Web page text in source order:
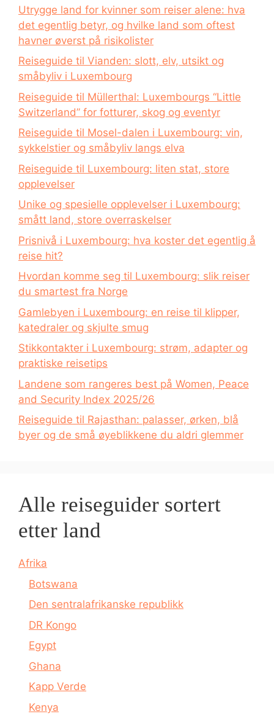
Utrygge land for kvinner som reiser alene: hva
det egentlig betyr, og hvilke land som oftest
havner øverst på risikolister
Reiseguide til Vianden: slott, elv, utsikt og
småbyliv i Luxembourg
Reiseguide til Müllerthal: Luxembourgs “Little
Switzerland” for fotturer, skog og eventyr
Reiseguide til Mosel-dalen i Luxembourg: vin,
sykkelstier og småbyliv langs elva
Reiseguide til Luxembourg: liten stat, store
opplevelser
Unike og spesielle opplevelser i Luxembourg:
smått land, store overraskelser
Prisnivå i Luxembourg: hva koster det egentlig å
reise hit?
Hvordan komme seg til Luxembourg: slik reiser
du smartest fra Norge
Gamlebyen i Luxembourg: en reise til klipper,
katedraler og skjulte smug
Stikkontakter i Luxembourg: strøm, adapter og
praktiske reisetips
Landene som rangeres best på Women, Peace
and Security Index 2025/26
Reiseguide til Rajasthan: palasser, ørken, blå
byer og de små øyeblikkene du aldri glemmer
Alle reiseguider sortert
etter land
Afrika
Botswana
Den sentralafrikanske republikk
DR Kongo
Egypt
Ghana
Kapp Verde
Kenya